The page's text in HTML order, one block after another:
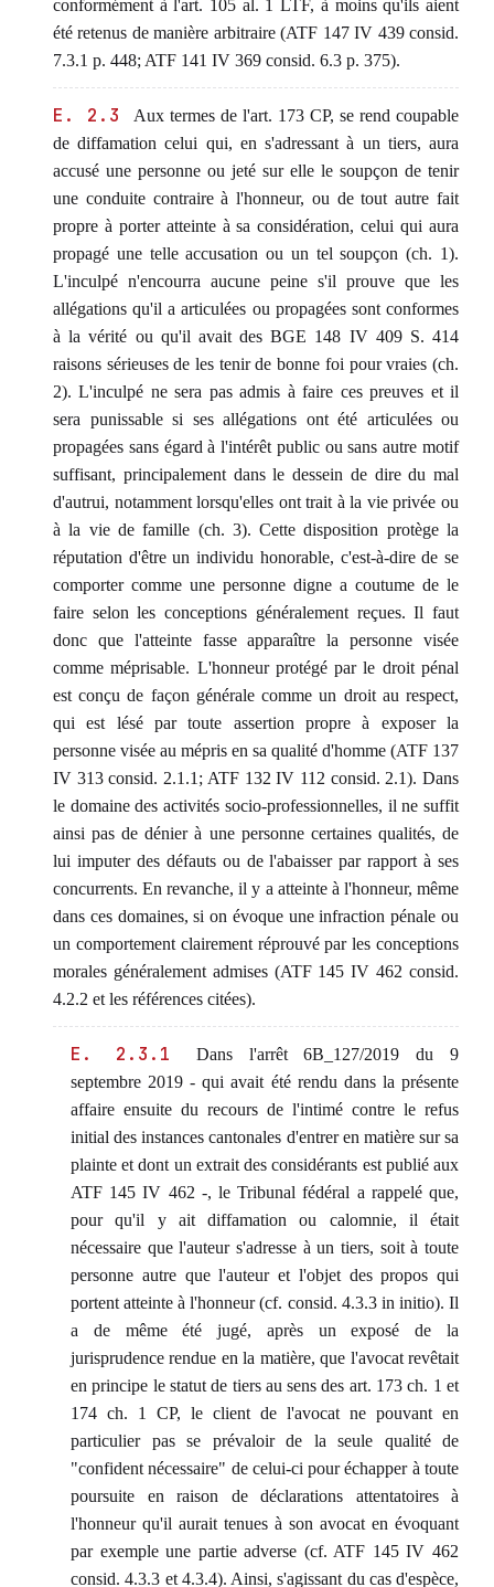
conformément à l'art. 105 al. 1 LTF, à moins qu'ils aient
été retenus de manière arbitraire (ATF 147 IV 439 consid.
7.3.1 p. 448; ATF 141 IV 369 consid. 6.3 p. 375).
E. 2.3
Aux termes de l'art. 173 CP, se rend coupable
de diffamation celui qui, en s'adressant à un tiers, aura
accusé une personne ou jeté sur elle le soupçon de tenir
une conduite contraire à l'honneur, ou de tout autre fait
propre à porter atteinte à sa considération, celui qui aura
propagé une telle accusation ou un tel soupçon (ch. 1).
L'inculpé n'encourra aucune peine s'il prouve que les
allégations qu'il a articulées ou propagées sont conformes
à la vérité ou qu'il avait des BGE 148 IV 409 S. 414
raisons sérieuses de les tenir de bonne foi pour vraies (ch.
2). L'inculpé ne sera pas admis à faire ces preuves et il
sera punissable si ses allégations ont été articulées ou
propagées sans égard à l'intérêt public ou sans autre motif
suffisant, principalement dans le dessein de dire du mal
d'autrui, notamment lorsqu'elles ont trait à la vie privée ou
à la vie de famille (ch. 3). Cette disposition protège la
réputation d'être un individu honorable, c'est-à-dire de se
comporter comme une personne digne a coutume de le
faire selon les conceptions généralement reçues. Il faut
donc que l'atteinte fasse apparaître la personne visée
comme méprisable. L'honneur protégé par le droit pénal
est conçu de façon générale comme un droit au respect,
qui est lésé par toute assertion propre à exposer la
personne visée au mépris en sa qualité d'homme (ATF 137
IV 313 consid. 2.1.1; ATF 132 IV 112 consid. 2.1). Dans
le domaine des activités socio-professionnelles, il ne suffit
ainsi pas de dénier à une personne certaines qualités, de
lui imputer des défauts ou de l'abaisser par rapport à ses
concurrents. En revanche, il y a atteinte à l'honneur, même
dans ces domaines, si on évoque une infraction pénale ou
un comportement clairement réprouvé par les conceptions
morales généralement admises (ATF 145 IV 462 consid.
4.2.2 et les références citées).
E. 2.3.1
Dans l'arrêt 6B_127/2019 du 9
septembre 2019 - qui avait été rendu dans la présente
affaire ensuite du recours de l'intimé contre le refus
initial des instances cantonales d'entrer en matière sur sa
plainte et dont un extrait des considérants est publié aux
ATF 145 IV 462 -, le Tribunal fédéral a rappelé que,
pour qu'il y ait diffamation ou calomnie, il était
nécessaire que l'auteur s'adresse à un tiers, soit à toute
personne autre que l'auteur et l'objet des propos qui
portent atteinte à l'honneur (cf. consid. 4.3.3 in initio). Il
a de même été jugé, après un exposé de la
jurisprudence rendue en la matière, que l'avocat revêtait
en principe le statut de tiers au sens des art. 173 ch. 1 et
174 ch. 1 CP, le client de l'avocat ne pouvant en
particulier pas se prévaloir de la seule qualité de
"confident nécessaire" de celui-ci pour échapper à toute
poursuite en raison de déclarations attentatoires à
l'honneur qu'il aurait tenues à son avocat en évoquant
par exemple une partie adverse (cf. ATF 145 IV 462
consid. 4.3.3 et 4.3.4). Ainsi, s'agissant du cas d'espèce,